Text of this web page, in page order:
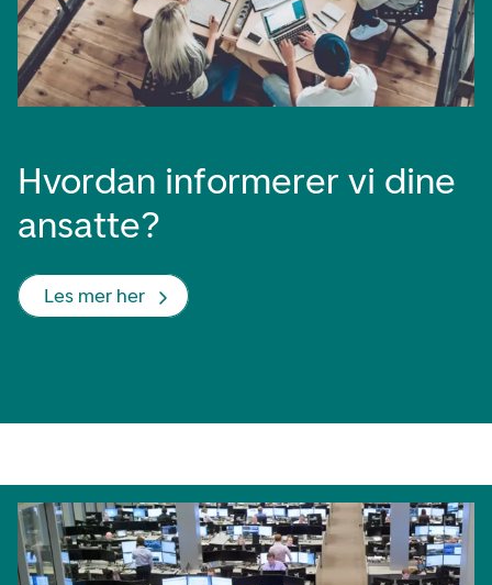
Hvordan informerer vi dine
ansatte?
Les mer her